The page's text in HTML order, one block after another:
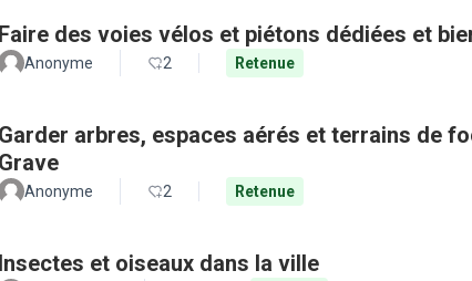
Faire des voies vélos et piétons dédiées et
Anonyme 2 Retenue
Garder arbres, espaces aérés et terrains de
Grave
Anonyme 2 Retenue
Insectes et oiseaux dans la ville